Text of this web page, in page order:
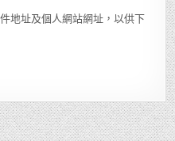
地址及個人網站網址，以供下